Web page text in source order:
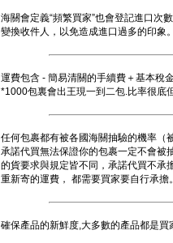
海關會定義“頻繁買家”也會登記進口次
變換收件人，以免造成進口過多的印象
運費包含 - 簡易清關的手續費＋基本稅
*1000包裏會出王現一到二包.比率很底
任何包裹都有被各國海關抽驗的機率（
承諾代買無法保證你的包裹一定不會被
的貨要求與規定皆不同，承諾代買不承
重新寄的運費， 都需要買家要自行承擔
確保產品的新鮮度,大多數的產品都是